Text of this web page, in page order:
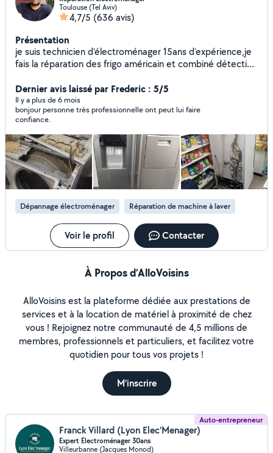
Toulouse (Tel Aviv)
4,7/5 (636 avis)
Présentation
je suis technicien d'électroménager 15ans d'expérience,je
fais la réparation des frigo américain et combiné détection
compresseur réparation des cartes électroniques
réparation Lave linge sèche linge lave vaisselle..... je suis
disponible toute la semaine et a votre service bien
cordialement. Ne jetez rien tout est réparable.
Dernier avis laissé par Frederic : 5/5
Il y a plus de 6 mois
bonjour personne très professionnelle ont peut lui faire
confiance.
Dépannage électroménager Réparation de machine à laver
Voir le profil Contacter
À Propos d’AlloVoisins
AlloVoisins est la plateforme dédiée aux prestations de
services et à la location de matériel à proximité de chez
vous ! Rejoignez notre communauté de 4,5 millions de
membres, professionnels et particuliers, et facilitez votre
quotidien pour tous vos projets !
M'inscrire
Auto-entrepreneur
Franck Villard (Lyon Elec'Menager)
Expert Électroménager 30ans
Villeurbanne (Jacques Monod)